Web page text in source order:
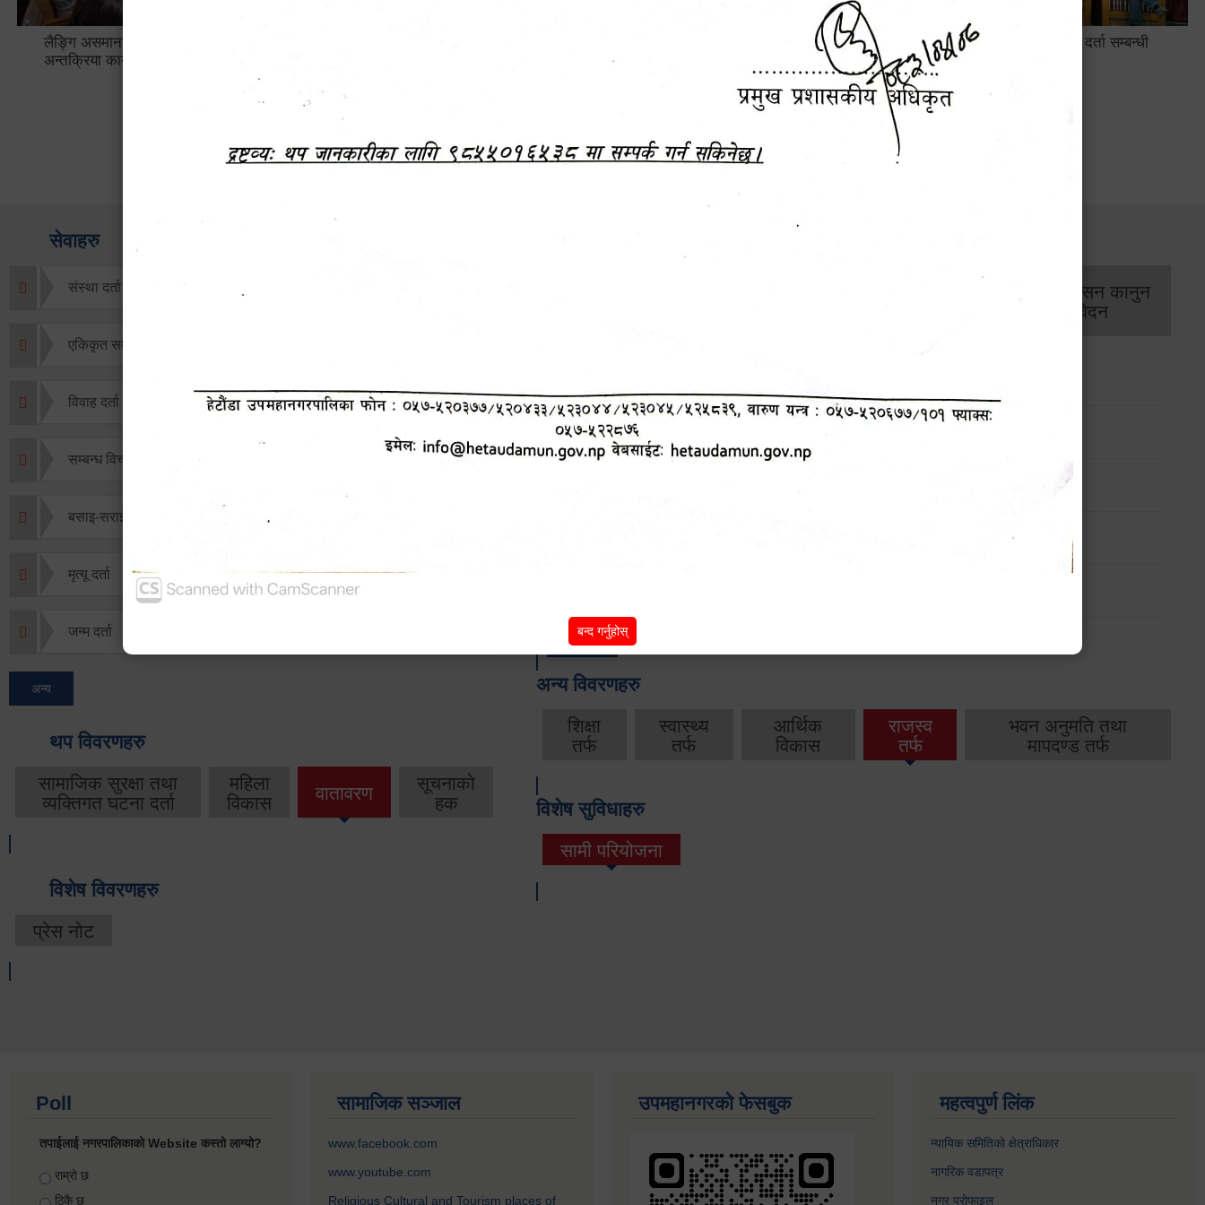
लैङ्गि असमानताका विबिध पक्षहरु विषयक
अन्तक्रिया कार्यक्रम
सामाजिक सुरक्षा तथा घटना दर्ता सम्बन्धी
अन्तरक्रियात्मक कार्यक्रम
सेवाहरु
संस्था दर्ता सिफारिस
एकिकृत सम्पत्ति कर/घर जग्गा कर
विवाह दर्ता
सम्बन्ध विच्छेद दर्ता
बसाइ-सराई जाने/आउने दर्ता
मृत्यू दर्ता
जन्म दर्ता
अन्य
थप विवरणहरु
सामाजिक सुरक्षा तथा
व्यक्तिगत घटना दर्ता
महिला
विकास
वातावरण
सूचनाको
हक
विशेष विवरणहरु
प्रेस नोट
आर्थिक प्रशासन कानुन
/ प्रतिवेदन
आ.व. २०८२/०८३ को वार्षिक बजेट, नीति तथा कार्यक्रम
आ.व. २०८१/०८२ को वार्षिक बजेट, नीति तथा कार्यक्रम
बाँकी
अन्य विवरणहरु
शिक्षा
तर्फ
स्वास्थ्य
तर्फ
आर्थिक
विकास
राजस्व
तर्फ
भवन अनुमति तथा
मापदण्ड तर्फ
विशेष सुविधाहरु
सामी परियोजना
(active tab)
Poll
तपाईलाई नगरपालिकाको Website कस्तो लाग्यो?
Choices
राम्रो छ
ठिकै छ
सामाजिक सञ्जाल
www.facebook.com
www.youtube.com
Religious Cultural and Tourism places of
उपमहानगरको फेसबुक महत्वपुर्ण लिंक
न्यायिक समितिको क्षेत्राधिकार
नागरिक वडापत्र
नगर प्रोफाइल
बन्द गर्नुहोस्